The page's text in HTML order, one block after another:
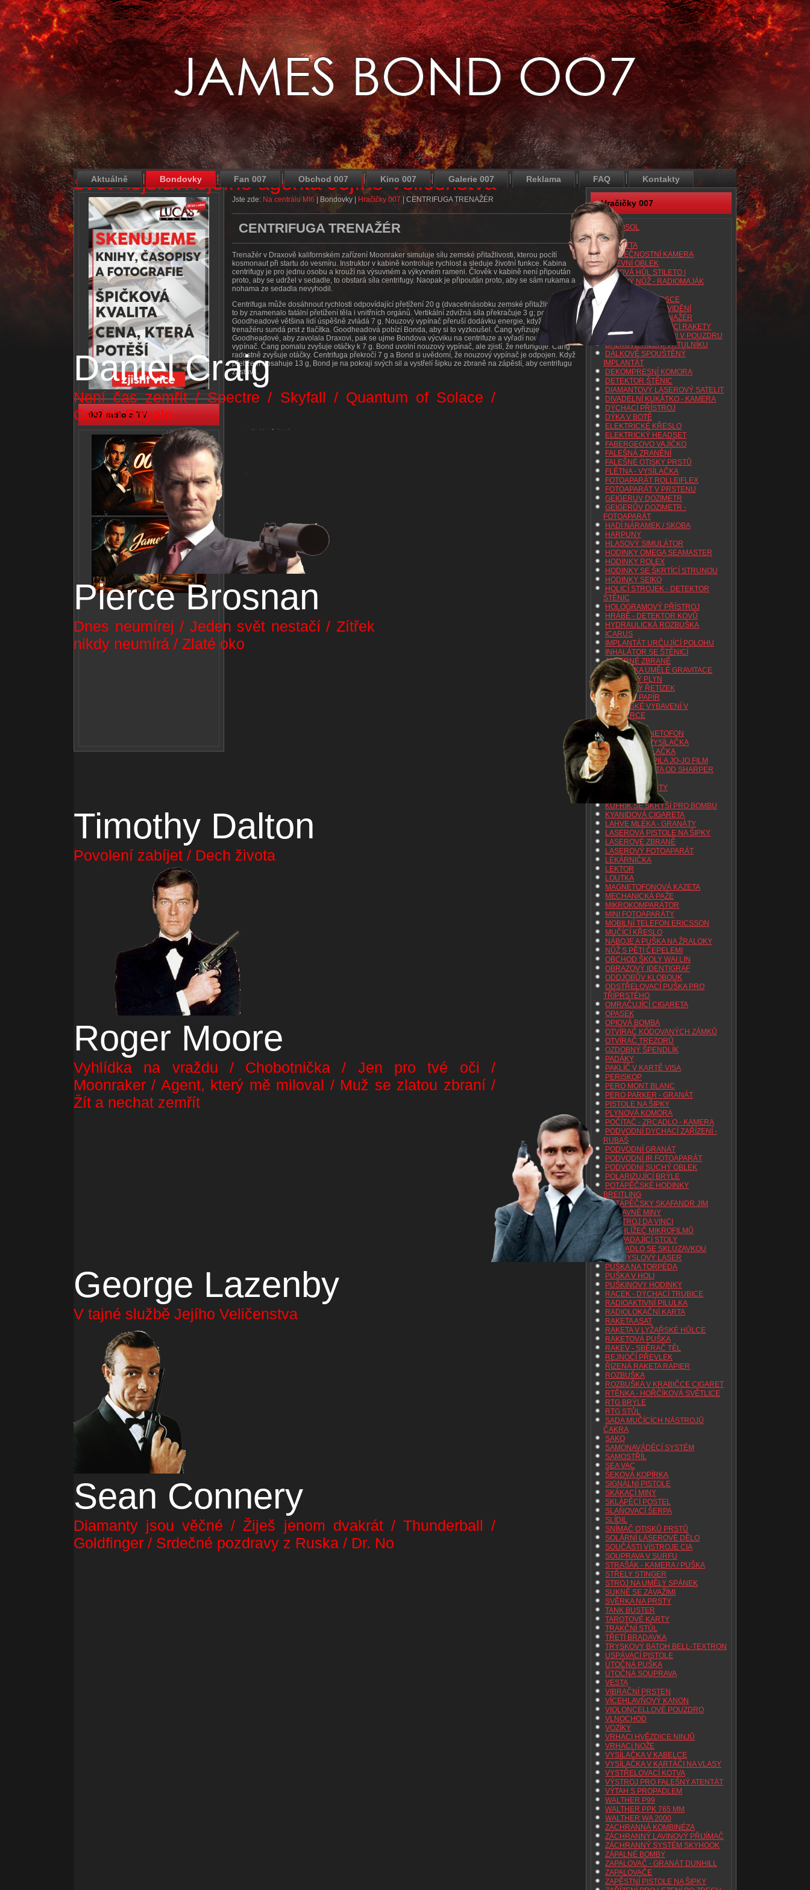
svět nejslavnějšího agenta Jejího Veličenstva
Daniel Craig
Není čas zemřít / Spectre / Skyfall / Quantum of Solace /
Casino Royale
Pierce Brosnan
Dnes neumírej / Jeden svět nestačí / Zítřek
nikdy neumírá / Zlaté oko
Timothy Dalton
Povolení zabíjet / Dech života
Roger Moore
Vyhlídka na vraždu / Chobotnička / Jen pro tvé oči /
Moonraker / Agent, který mě miloval / Muž se zlatou zbraní /
Žít a nechat zemřít
George Lazenby
V tajné službě Jejího Veličenstva
Sean Connery
Diamanty jsou věčné / Žiješ jenom dvakrát / Thunderball /
Goldfinger / Srdečné pozdravy z Ruska / Dr. No
Aktuálně Bondovky Fan 007 Obchod 007 Kino 007 Galerie 007 Reklama FAQ Kontakty
007 radio a TV
Jste zde: Na centrálu MI6 Bondovky Hračičky 007 CENTRIFUGA TRENAŽÉR
CENTRIFUGA TRENAŽÉR
Trenažér v Draxově kalifornském zařízení Moonraker simuluje sílu zemské přitažlivosti, kterou pocítí
kosmonaut při startu do vesmíru. Instruktor v kabině kontroluje rychlost a sleduje životní funkce. Kabina
centrifugy je pro jednu osobu a krouží na výsuvném a výkyvném rameni. Člověk v kabině není připoután
proto, aby se udržel v sedadle, to obstará síla centrifugy. Naopak je připoután proto, aby se sám rukama a
nohama ze sedadla nevyhodil.
Centrifuga může dosáhnout rychlosti odpovídající přetížení 20 g (dvacetinásobku zemské přitažlivosti), ale
to by znamenalo fatální přetížení těla i vnitřních orgánů. Vertikální zdvižná síla překračuje 3 g; podle Dr.
Goodheadové většina lidí úspěšně zvládá 7 g. Nouzový vypínač přeruší dodávku energie, když člověk v
trenažéru sundá prst z tlačítka. Goodheadová pobízí Bonda, aby si to vyzkoušel. Čang vyřizuje
Goodheadové, aby zavolala Draxovi, pak se ujme Bondova výcviku na centrifuze a vyřadí nouzový
vypínač. Čang pomalu zvyšuje otáčky k 7 g. Bond uvolní nouzový vypínač, ale zjistí, že nefunguje. Čang
radostně zvyšuje otáčky. Centrifuga překročí 7 g a Bond si uvědomí, že nouzový vypínač je odpojen. Když
přetížení dosahuje 13 g, Bond je na pokraji svých sil a vystřelí šipku ze zbraně na zápěstí, aby centrifugu
zastavil.
Hračičky 007
AEROSOL
ATAC
BERETTA
BEZPEČNOSTNÍ KAMERA
BITEVNÍ OBLEK
BOJOVÁ HŮL STILETO |
BOJOVÝ NŮŽ - RADIOMAJÁK
BOMBA
BOMBA V TERMOSCE
BRÝLE NOČNÍHO VIDĚNÍ
CENTRIFUGA TRENAŽÉR
CIGARETA STŘÍLEJÍCÍ RAKETY
DÁLKOVÉ OVLÁDÁNÍ V POUZDRU
DÁLKOVÉ ŘÍZENÍ VRTULNÍKU
DÁLKOVĚ SPOUŠTĚNÝ
IMPLANTÁT
DEKOMPRESNÍ KOMORA
DETEKTOR ŠTĚNIC
DIAMANTOVÝ LASEROVÝ SATELIT
DIVADELNÍ KUKÁTKO - KAMERA
DÝCHACÍ PŘÍSTROJ
DÝKA V BOTĚ
ELEKTRICKÉ KŘESLO
ELEKTRICKÝ HEADSET
FABERGEOVO VAJÍČKO
FALEŠNÁ ZRANĚNÍ
FALEŠNÉ OTISKY PRSTŮ
FLÉTNA - VYSÍLAČKA
FOTOAPARÁT ROLLEIFLEX
FOTOAPARÁT V PRSTENU
GEIGERUV DOZIMETR
GEIGERŮV DOZIMETR -
FOTOAPARÁT
HADÍ NÁRAMEK / SKOBA
HARPUNY
HLASOVÝ SIMULÁTOR
HODINKY OMEGA SEAMASTER
HODINKY ROLEX
HODINKY SE ŠKRTÍCÍ STRUNOU
HODINKY SEIKO
HOLICÍ STROJEK - DETEKTOR
ŠTĚNIC
HOLOGRAMOVÝ PŘÍSTROJ
HRÁBĚ - DETEKTOR KOVŮ
HYDRAULICKÁ ROZBUŠKA
ICARUS
IMPLANTÁT URČUJÍCÍ POLOHU
INHALÁTOR SE ŠTĚNICÍ
JADERNÉ ZBRANĚ
JEDNOTKA UMĚLÉ GRAVITACE
JEDOVATÝ PLYN
JEDOVÁTÝ ŘETÍZEK
JISKŘIVÝ PAPÍR
KASAŘSKÉ VYBAVENÍ V
TABATERCE
KLÍČENKA
KNIHA - MAGNETOFON
KOMPAKTNÍ VYSÍLAČKA
KOŠTĚ - VYSÍLAČKA
KOTOUČOVÁ PILA JO-JO FILM
KREDITNÍ KARTA OD SHARPER
KŘESLO S POUTY
KUFŘÍK SE SKRÝŠÍ PRO BOMBU
KYANIDOVÁ CIGARETA
LAHVE MLÉKA - GRANÁTY
LASEROVÁ PISTOLE NA ŠIPKY
LASEROVÉ ZBRANĚ
LASEROVÝ FOTOAPARÁT
LÉKÁRNIČKA
LEKTOR
LOUTKA
MAGNETOFONOVÁ KAZETA
MECHANICKÁ PAŽE
MIKROKOMPARÁTOR
MINI FOTOAPARÁTY
MOBILNÍ TELEFON ERICSSON
MUČÍCÍ KŘESLO
NÁBOJE A PUŠKA NA ŽRALOKY
NŮŽ S PĚTI ČEPELEMI
OBCHOD ŠKOLY WAI LIN
OBRAZOVÝ IDENTIGRAF
ODDJOBŮV KLOBOUK
ODSTŘELOVACÍ PUŠKA PRO
TŘÍPRSTÉHO
OMRAČUJÍCÍ CIGARETA
OPASEK
OPIOVÁ BOMBA
OTVÍRAČ KÓDOVANÝCH ZÁMKŮ
OTVÍRAČ TREZORŮ
OZDOBNÝ ŠPENDLÍK
PADÁKY
PAKLÍČ V KARTĚ VISA
PERISKOP
PERO MONT BLANC
PERO PARKER - GRANÁT
PISTOLE NA ŠIPKY
PLYNOVÁ KOMORA
POČÍTAČ - ZRCADLO - KAMERA
PODVODNÍ DYCHACÍ ZAŘÍZENÍ -
RUBAŠ
PODVODNÍ GRANÁT
PODVODNÍ IR FOTOAPARÁT
PODVODNÍ SUCHÝ OBLEK
POLARIZUJÍCÍ BRÝLE
POTÁPĚČSKÉ HODINKY
BREITLING
POTÁPĚČSKY SKAFANDR JIM
PŘÍSAVNÉ MINY
PŘISTROJ DA VINCI
PROHLÍŽEČ MIKROFILMŮ
PROPADAJÍCÍ STOLY
PROPADLO SE SKLUZAVKOU
PRŮMYSLOVÝ LASER
PUŠKA NA TORPÉDA
PUŠKA V HOLI
PUŠKINOVY HODINKY
RACEK - DÝCHACÍ TRUBICE
RADIOAKTIVNÍ PILULKA
RADIOLOKAČNÍ KARTA
RAKETA ASAT
RAKETA V LYŽAŘSKÉ HŮLCE
RAKETOVÁ PUŠKA
RAKEV - SBĚRAČ TĚL
REJNOČÍ PŘEVLEK
ŘÍZENÁ RAKETA RAPIER
ROZBUŠKA
ROZBUŠKA V KRABIČCE CIGARET
RTĚNKA - HOŘČÍKOVÁ SVĚTLICE
RTG BRÝLE
RTG STŮL
SADA MUČÍCÍCH NÁSTROJŮ
ČAKRA
SAKO
SAMONAVÁDĚCÍ SYSTÉM
SAMOSTŘÍL
SEA VAC
ŠEKOVÁ KOPÍRKA
SIGNÁLNÍ PISTOLE
SKÁKACÍ MINY
SKLÁPĚCÍ POSTEL
SLAŇOVACÍ ŠERPA
SLÍDIL
SNÍMAČ OTISKŮ PRSTŮ
SOLÁRNÍ LASEROVÉ DĚLO
SOUČÁSTI VÍSTROJE CIA
SOUPRAVA V SURFU
STRAŠÁK - KAMERA / PUŠKA
STŘELY STINGER
STROJ NA UMĚLY SPÁNEK
SUKNĚ SE ZÁVAŽÍMI
SVĚRKA NA PRSTY
TANK BUSTER
TAROTOVÉ KARTY
TRAKČNÍ STŮL
TŘETÍ BRADAVKA
TRYSKOVÝ BATOH BELL-TEXTRON
USPÁVACÍ PISTOLE
ÚTOČNÁ PUŠKA
ÚTOČNÁ SOUPRAVA
VESTA
VIBRAČNÍ PRSTEN
VÍCEHLAVŇOVÝ KANON
VIOLONCELLOVÉ POUZDRO
VLNOCHOD
VOZÍKY
VRHACI HVĚZDICE NINJŮ
VRHACí NOŽE
VYSÍLAČKA V KABELCE
VYSÍLAČKA V KARTÁČI NA VLASY
VYSTŘELOVACÍ KOTVA
VÝSTROJ PRO FALEŠNÝ ATENTÁT
VÝTAH S PROPADLEM
WALTHER P99
WALTHER PPK 765 MM
WALTHER WA 2000
ZACHRANNÁ KOMBINÉZA
ZÁCHRANNÝ LAVINOVÝ PŘIJÍMAČ
ZÁCHRANNÝ SYSTÉM SKYHOOK
ZÁPALNÉ BOMBY
ZAPALOVAČ - GRANÁT DUNHILL
ZAPALOVAČE
ZAPĚSTNÍ PISTOLE NA ŠIPKY